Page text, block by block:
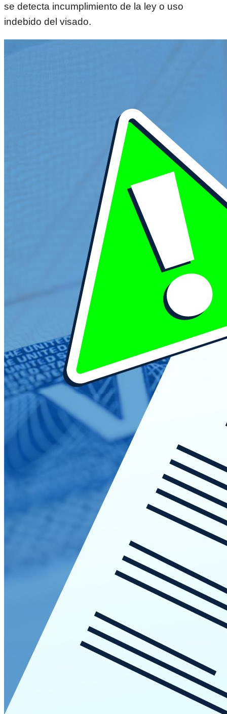
se detecta incumplimiento de la ley o uso
indebido del visado.